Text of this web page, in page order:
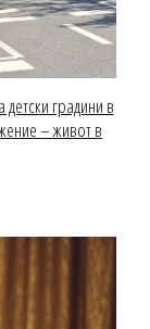
градини в
– живот в